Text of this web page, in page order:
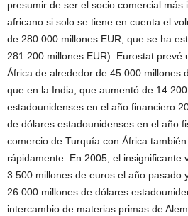
presumir de ser el socio comercial más
africano si solo se tiene en cuenta el
de 280 000 millones EUR, que se ha
281 200 millones EUR). Eurostat prevé
África de alrededor de 45.000 millones
que en la India, que aumentó de
estadounidenses en el año financiero
de dólares estadounidenses en el año
comercio de Turquía con África
rápidamente. En 2005, el insignificante
3.500 millones de euros el año pasado
26.000 millones de dólares
intercambio de materias primas de